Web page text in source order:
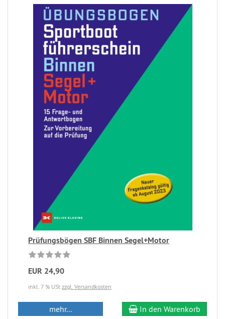
Prüfungsbögen SBF Binnen Segel+Motor
EUR 24,90
inkl. 7 % USt zzgl. Versandkosten
mehr... In den Warenkorb